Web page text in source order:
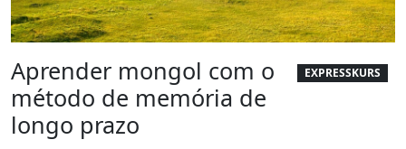
EXPRESSKURS
Aprender mongol com o
método de memória de
longo prazo